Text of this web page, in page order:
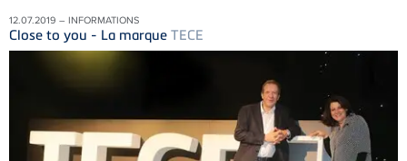
12.07.2019 – INFORMATIONS
Close to you - La marque TECE